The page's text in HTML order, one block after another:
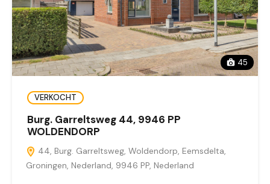
45
VERKOCHT
Burg. Garreltsweg 44, 9946 PP
WOLDENDORP
44, Burg. Garreltsweg, Woldendorp, Eemsdelta,
Groningen, Nederland, 9946 PP, Nederland